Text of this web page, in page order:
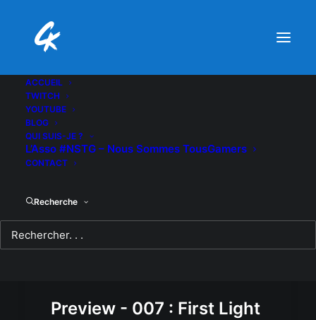
ACCUEIL
TWITCH
YOUTUBE
BLOG
QUI SUIS-JE ?
L’Asso #NSTG – Nous Sommes TousGamers
CONTACT
Recherche
Preview - 007 : First Light